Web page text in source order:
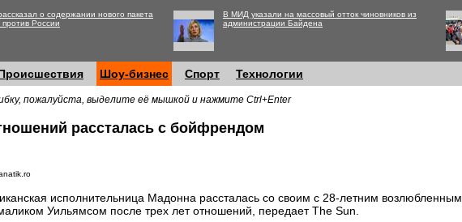
о содержании нового пакета
России
В МИД указали на массовый отток чиновников из
администрации Байдена
Шоу-бизнес Спорт Технологии
пожалуйста, выделите её мышкой и нажмите Ctrl+Enter
рассталась с бойфрендом
исполнительница Мадонна рассталась со своим с 28-летним возлюбленным
Уильямсом после трех лет отношений, передает The Sun.